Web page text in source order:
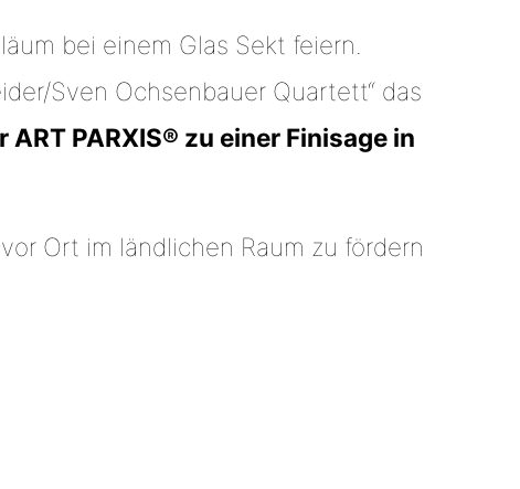
bei einem Glas Sekt feiern.
Sven Ochsenbauer Quartett“ das
ART PARXIS® zu einer Finisage in
Ort im ländlichen Raum zu fördern